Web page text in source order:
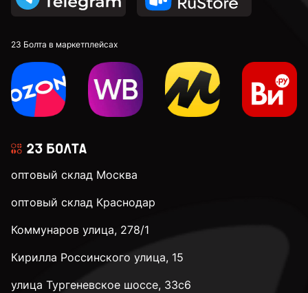
2,9 мм
3 мм
3,3 мм
3,4 мм
23 Болта в маркетплейсах
оптовый склад Москва
оптовый склад Краснодар
Коммунаров улица, 278/1
Кирилла Россинского улица, 15
улица Тургеневское шоссе, 33с6